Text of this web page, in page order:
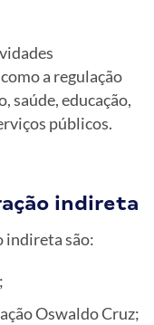
a regulação
saúde, educação,
públicos.
indireta
indireta são:
Oswaldo Cruz;